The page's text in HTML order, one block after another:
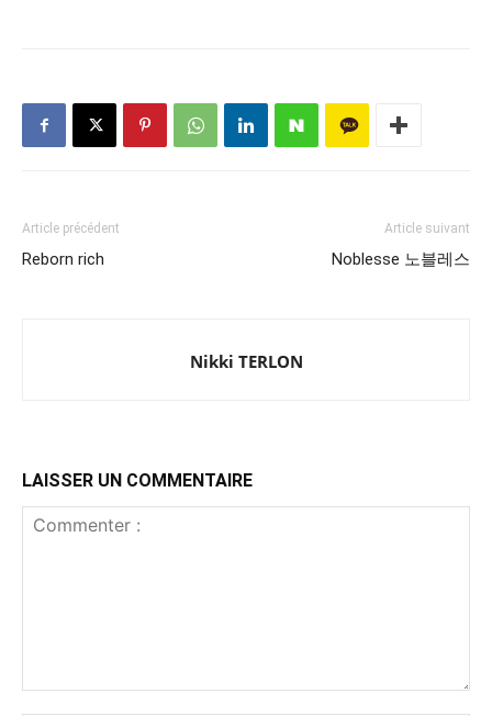
Article précédent
Reborn rich
Article suivant
Noblesse 노블레스
Nikki TERLON
LAISSER UN COMMENTAIRE